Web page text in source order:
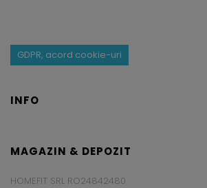
GDPR, acord cookie-uri
INFO
MAGAZIN & DEPOZIT
HOMEFIT SRL RO24842480